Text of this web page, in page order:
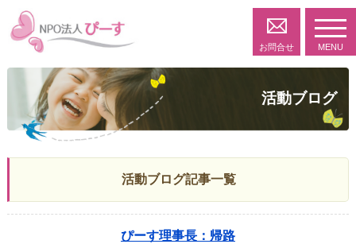
お問合せ MENU
活動ブログ
活動ブログ記事一覧
ぴーす理事長：帰路